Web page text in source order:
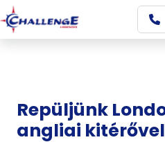
Repüljünk
angliai